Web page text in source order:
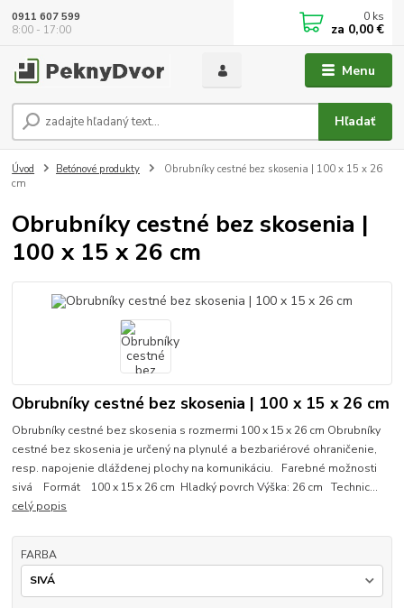
Menu
Hľadať
0911 607 599
8:00 - 17:00
0 ks
za 0,00 €
Úvod Betónové produkty
Obrubníky cestné bez skosenia | 100 x 15 x 26
cm
Obrubníky cestné bez skosenia |
100 x 15 x 26 cm
Obrubníky cestné bez skosenia | 100 x 15 x 26 cm
Obrubníky cestné bez skosenia s rozmermi 100 x 15 x 26 cm Obrubníky
cestné bez skosenia je určený na plynulé a bezbariérové ohraničenie,
resp. napojenie dláždenej plochy na komunikáciu. Farebné možnosti
sivá Formát 100 x 15 x 26 cm Hladký povrch Výška: 26 cm Technic...
celý popis
FARBA